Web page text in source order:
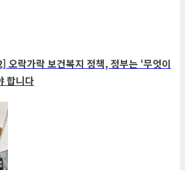
오락가락 보건복지 정책, 정부는 ‘무엇이
합니다